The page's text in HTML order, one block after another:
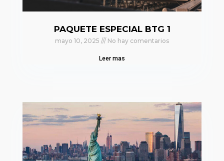
PAQUETE ESPECIAL BTG 1
mayo 10, 2025 No hay comentarios
Leer mas